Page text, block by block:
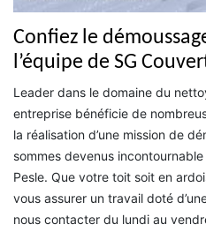
Confiez le
l’équipe de SG
Leader dans le domaine du
entreprise bénéficie de
la réalisation d’une mission de
sommes devenus
Pesle. Que votre toit soit en
vous assurer un travail doté
nous contacter du lundi au